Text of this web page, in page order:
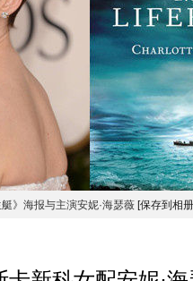
艇》海报与主演安妮·海瑟薇 [保存到相